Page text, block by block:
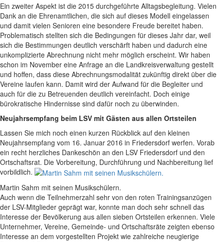
Ein zweiter Aspekt ist die 2015 durchgeführte Alltagsbegleitung. Vielen
Dank an die Ehrenamtlichen, die sich auf dieses Modell eingelassen
und damit vielen Senioren eine besondere Freude bereitet haben.
Problematisch stellten sich die Bedingungen für dieses Jahr dar, weil
sich die Bestimmungen deutlich verschärft haben und dadurch eine
unkomplizierte Abrechnung nicht mehr möglich erscheint. Wir haben
schon im November eine Anfrage an die Landkreisverwaltung gestellt
und hoffen, dass diese Abrechnungsmodalität zukünftig direkt über die
Vereine laufen kann. Damit wird der Aufwand für die Begleiter und
auch für die zu Betreuenden deutlich vereinfacht. Doch einige
bürokratische Hindernisse sind dafür noch zu überwinden.
Neujahrsempfang beim LSV mit Gästen aus allen Ortsteilen
Lassen Sie mich noch einen kurzen Rückblick auf den kleinen
Neujahrsempfang vom 16. Januar 2016 in Friedersdorf werfen. Vorab
ein recht herzliches Dankeschön an den LSV Friedersdorf und den
Ortschaftsrat. Die Vorbereitung, Durchführung und Nachbereitung lief
vorbildlich.
Martin Sahm mit seinen Musikschülern.
Auch wenn die Teilnehmerzahl sehr von den roten Trainingsanzügen
der LSV-Mitglieder geprägt war, konnte man doch sehr schnell das
Interesse der Bevölkerung aus allen sieben Ortsteilen erkennen. Viele
Unternehmer, Vereine, Gemeinde- und Ortschaftsräte zeigten ebenso
Interesse an dem vorgestellten Projekt wie zahlreiche neugierige